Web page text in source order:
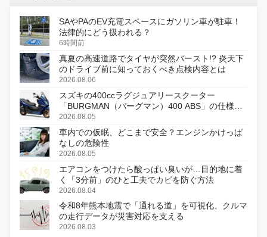
SAやPAのEV充電スペースにガソリン車が駐車！
法律的にどう扱われる？
6時間前
真夏の高速道路でタイヤが突然バースト!? 炎天下
のドライブ前に知っておくべき点検内容とは
2026.08.06
スズキの400ccラグジュアリースクーター
「BURGMAN（バーグマン）400 ABS」の仕様を
変更し、8月18日に発売
2026.08.05
車内での仮眠、どこまで安全？エンジンかけっぱ
なしの危険性
2026.08.05
エアコンをつけたら酸っぱい臭いが…目的地に着
く「3分前」のひと工夫でカビを防ぐ方法
2026.08.04
令和8年熊本地震で「通れる道」を可視化、クルマ
の走行データが災害対応を支える
2026.08.03